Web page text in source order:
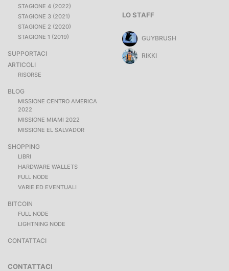
STAGIONE 4 (2022)
STAGIONE 3 (2021)
STAGIONE 2 (2020)
STAGIONE 1 (2019)
SUPPORTACI
ARTICOLI
RISORSE
BLOG
MISSIONE CENTRO AMERICA
2022
MISSIONE MIAMI 2022
MISSIONE EL SALVADOR
SHOPPING
LIBRI
HARDWARE WALLETS
FULL NODE
VARIE ED EVENTUALI
BITCOIN
FULL NODE
LIGHTNING NODE
CONTATTACI
CONTATTACI
LO STAFF
GUYBRUSH
RIKKI